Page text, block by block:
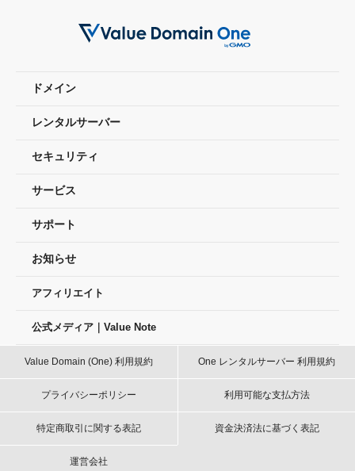
Value Domain (One) 利用規約 One レンタルサーバー 利用規約
プライバシーポリシー 利用可能な支払方法
特定商取引に関する表記 資金決済法に基づく表記
運営会社
ドメイン
レンタルサーバー
セキュリティ
サービス
サポート
お知らせ
アフィリエイト
公式メディア｜Value Note